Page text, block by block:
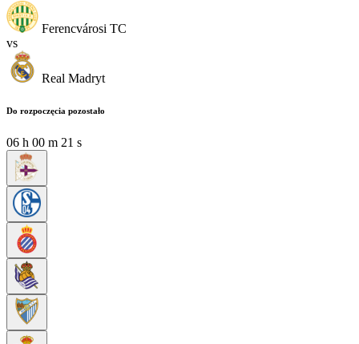
Ferencvárosi TC
vs
Real Madryt
Do rozpoczęcia pozostało
06 h 00 m 19 s